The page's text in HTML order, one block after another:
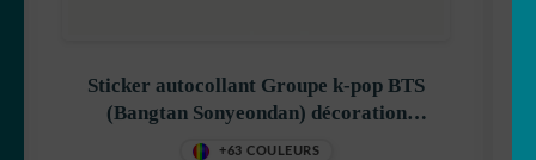
Sticker autocollant Groupe k-pop BTS
(Bangtan Sonyeondan) décoration
decostickerstore – XCSOWJ
+63 COULEURS